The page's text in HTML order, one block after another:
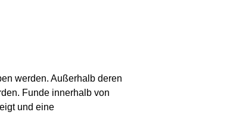
werden. Außerhalb deren
Funde innerhalb von
und eine